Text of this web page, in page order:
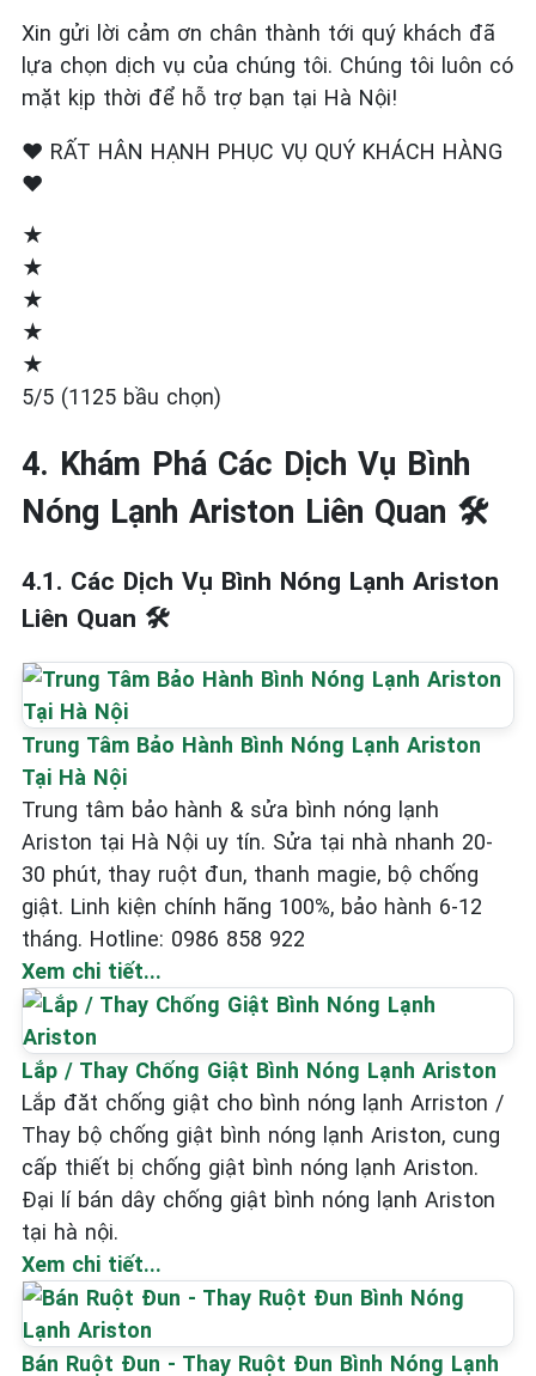
Xin gửi lời cảm ơn chân thành tới quý khách đã
lựa chọn dịch vụ của chúng tôi. Chúng tôi luôn có
mặt kịp thời để hỗ trợ bạn tại Hà Nội!
❤️ RẤT HÂN HẠNH PHỤC VỤ QUÝ KHÁCH HÀNG
❤️
★
★
★
★
★
5/5 (1125 bầu chọn)
4. Khám Phá Các Dịch Vụ Bình
Nóng Lạnh Ariston Liên Quan 🛠️
4.1. Các Dịch Vụ Bình Nóng Lạnh Ariston
Liên Quan 🛠️
Trung Tâm Bảo Hành Bình Nóng Lạnh Ariston
Tại Hà Nội
Trung tâm bảo hành & sửa bình nóng lạnh
Ariston tại Hà Nội uy tín. Sửa tại nhà nhanh 20-
30 phút, thay ruột đun, thanh magie, bộ chống
giật. Linh kiện chính hãng 100%, bảo hành 6-12
tháng. Hotline: 0986 858 922
Xem chi tiết...
Lắp / Thay Chống Giật Bình Nóng Lạnh Ariston
Lắp đăt chống giật cho bình nóng lạnh Arriston /
Thay bộ chống giật bình nóng lạnh Ariston, cung
cấp thiết bị chống giật bình nóng lạnh Ariston.
Đại lí bán dây chống giật bình nóng lạnh Ariston
tại hà nội.
Xem chi tiết...
Bán Ruột Đun - Thay Ruột Đun Bình Nóng Lạnh